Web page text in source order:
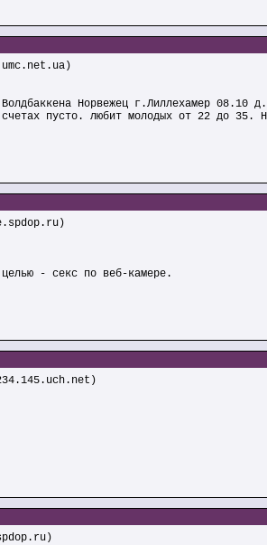
Норвежец г.Лиллехамер 08.10
пусто. любит молодых от 22 до 35.
- секс по веб-камере.